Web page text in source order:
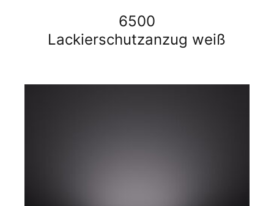
6500
Lackierschutzanzug weiß